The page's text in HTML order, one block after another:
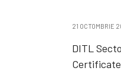
21 OCTOMBRIE
DITL